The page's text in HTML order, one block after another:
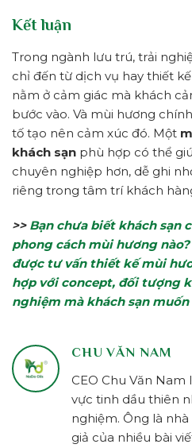
Kết luận
Trong ngành lưu trú, trải
chỉ đến từ dịch vụ hay thiết
nằm ở cảm giác mà khách
bước vào. Và mùi hương
tố tạo nên cảm xúc đó. Một
khách sạn phù hợp có thể
chuyên nghiệp hơn, dễ ghi
riêng trong tâm trí khách
>> Bạn chưa biết khách sạn
phong cách mùi hương nào?
được tư vấn thiết kế mùi
hợp với concept, đối tượng
nghiệm mà khách sạn muốn
CHU VĂN NAM
CEO Chu Văn
vực tinh dầu thiên
nghiệm. Ông là
giả của nhiều bài